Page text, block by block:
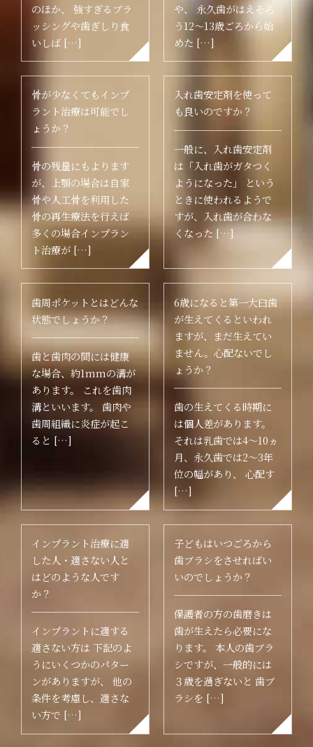
のほか、 強すぎるブラ
ッシングや歯ぎしり食
いしば […]
や、 永久歯がはえそろ
う12～13歳ごろから始
めた […]
骨が少なくてもインプ
ラント治療は可能でし
ょうか？
骨の残量にもよります
が、上顎の場合は自家
骨や人工骨を利用した
骨の再生療法を行えば
多くの場合インプラン
ト治療が […]
入れ歯安定剤を使って
も良いのですか？
一般に、入れ歯安定剤
は「入れ歯がガタつく
ようになった」 という
ときに使われるようで
すが、入れ歯が合わな
くなった […]
歯周ポケットとはどんな
状態でしょうか？
歯と歯肉の間には健康
な場合、約1mmの溝が
あります。 これを歯肉
溝といいます。 歯肉や
歯周組織に炎症が起こ
ると […]
6歳になると第一大臼歯
が生えてくるといわれ
ますが、まだ生えてい
ません。心配ないでし
ょうか？
歯の生えてくる時期に
は個人差があります。
それは乳歯では4～10ヵ
月、永久歯では2～3年
位の幅があり、 心配す
[…]
インプラント治療に適
した人・適さない人と
はどのような人です
か？
インプラントに適する
適さない方は 下記のよ
うにいくつかのパター
ンがありますが、 他の
条件を考慮し、適さな
い方で […]
子どもはいつごろから
歯ブラシをさせればい
いのでしょうか？
保護者の方の歯磨きは
歯が生えたら必要にな
ります。 本人の歯ブラ
シですが、一般的には
３歳を過ぎないと 歯ブ
ラシを […]